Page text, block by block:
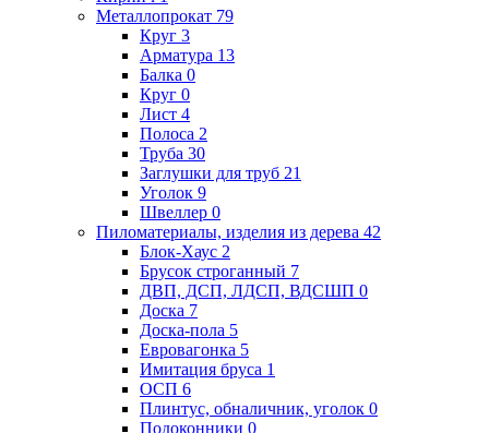
Металлопрокат 79
Круг 3
Арматура 13
Балка 0
Круг 0
Лист 4
Полоса 2
Труба 30
Заглушки для труб 21
Уголок 9
Швеллер 0
Пиломатериалы, изделия из дерева 42
Блок-Хаус 2
Брусок строганный 7
ДВП, ДСП, ЛДСП, ВДСШП 0
Доска 7
Доска-пола 5
Евровагонка 5
Имитация бруса 1
ОСП 6
Плинтус, обналичник, уголок 0
Подоконники 0